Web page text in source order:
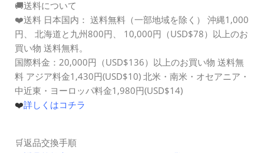
🚚送料について
❤️送料 日本国内： 送料無料（一部地域を除く） 沖縄1,000
円、 北海道と九州800円、 10,000円（USD$78）以上のお
買い物 送料無料。
国際料金：20,000円（USD$136）以上のお買い物 送料無
料 アジア料金1,430円(USD$10) 北米・南米・オセアニア・
中近東・ヨーロッパ料金1,980円(USD$14)
❤️詳しくはコチラ
🛒返品交換手順